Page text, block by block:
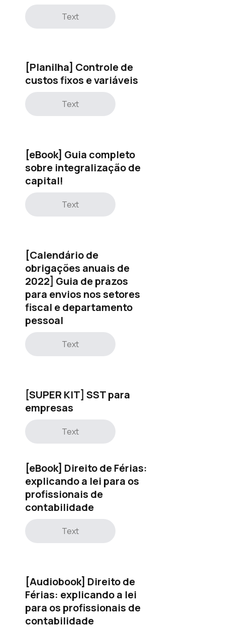
Text
[Planilha] Controle de
custos fixos e variáveis
Text
[eBook] Guia completo
sobre integralização de
capital!
Text
[Calendário de
obrigações anuais de
2022] Guia de prazos
para envios nos setores
fiscal e departamento
pessoal
Text
[SUPER KIT] SST para
empresas
Text
[eBook] Direito de Férias:
explicando a lei para os
profissionais de
contabilidade
Text
[Audiobook] Direito de
Férias: explicando a lei
para os profissionais de
contabilidade